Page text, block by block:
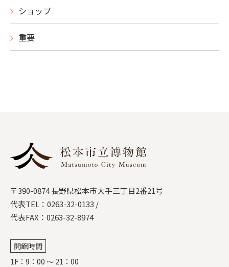
ショップ
重要
〒390-0874 長野県松本市大手三丁目2番21号
代表TEL： 0263-32-0133 /
代表FAX：0263-32-8974
開館時間
1F：9：00 ～ 21：00